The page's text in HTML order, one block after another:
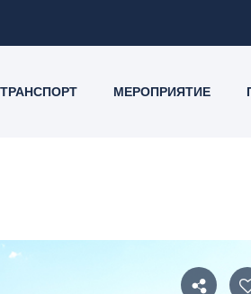
ТРАНСПОРТ МЕРОПРИЯТИЕ